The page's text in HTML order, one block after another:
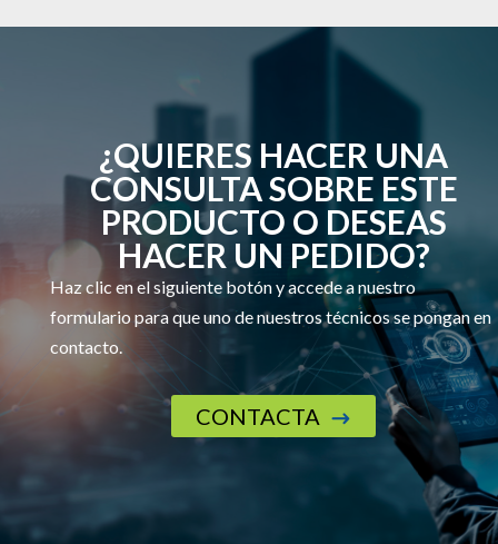
¿QUIERES HACER UNA
CONSULTA SOBRE ESTE
PRODUCTO O DESEAS
HACER UN PEDIDO?
Haz clic en el siguiente botón y accede a nuestro
formulario para que uno de nuestros técnicos se pongan en
contacto.
CONTACTA $